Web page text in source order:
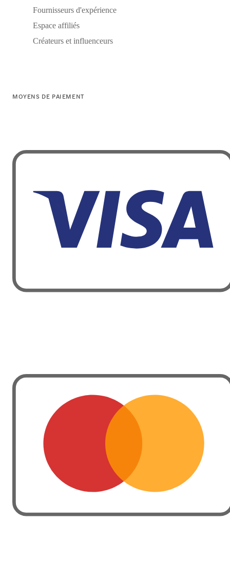
Fournisseurs d'expérience
Espace affiliés
Créateurs et influenceurs
MOYENS DE PAIEMENT